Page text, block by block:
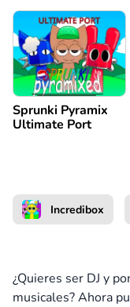
Sprunki Pyramix
Ultimate Port
Incredibox
¿Quieres ser DJ y
musicales? Ahora